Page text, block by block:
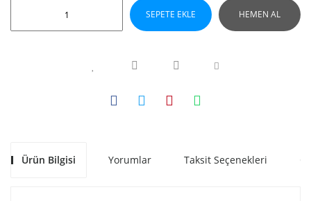
SEPETE EKLE HEMEN AL
Ürün Bilgisi Yorumlar Taksit Seçenekleri